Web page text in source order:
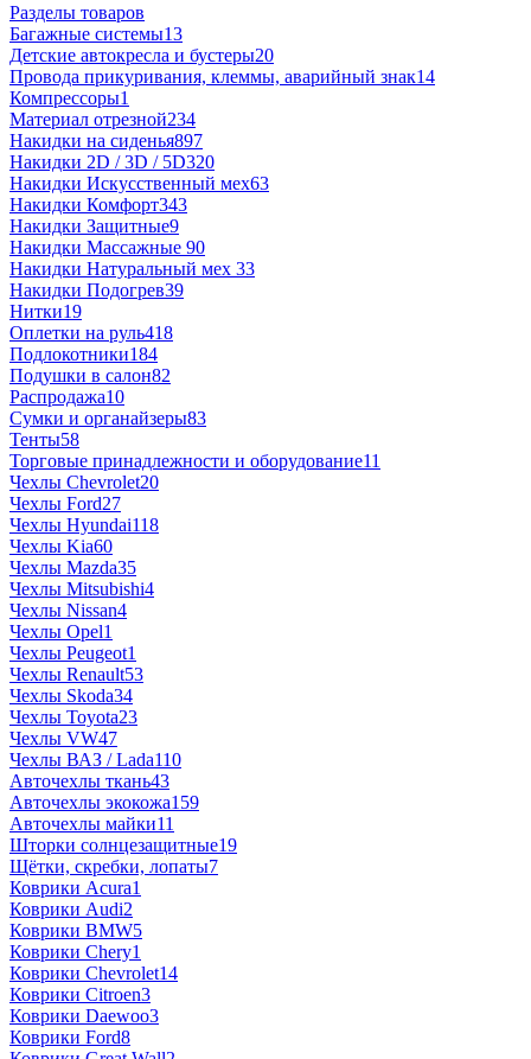
Разделы товаров
Багажные системы13
Детские автокресла и бустеры20
Провода прикуривания, клеммы, аварийный знак14
Компрессоры1
Материал отрезной234
Накидки на сиденья897
Накидки 2D / 3D / 5D320
Накидки Искусственный мех63
Накидки Комфорт343
Накидки Защитные9
Накидки Массажные 90
Накидки Натуральный мех 33
Накидки Подогрев39
Нитки19
Оплетки на руль418
Подлокотники184
Подушки в салон82
Распродажа10
Сумки и органайзеры83
Тенты58
Торговые принадлежности и оборудование11
Чехлы Chevrolet20
Чехлы Ford27
Чехлы Hyundai118
Чехлы Kia60
Чехлы Mazda35
Чехлы Mitsubishi4
Чехлы Nissan4
Чехлы Opel1
Чехлы Peugeot1
Чехлы Renault53
Чехлы Skoda34
Чехлы Toyota23
Чехлы VW47
Чехлы ВАЗ / Lada110
Авточехлы ткань43
Авточехлы экокожа159
Авточехлы майки11
Шторки солнцезащитные19
Щётки, скребки, лопаты7
Коврики Acura1
Коврики Audi2
Коврики BMW5
Коврики Chery1
Коврики Chevrolet14
Коврики Citroen3
Коврики Daewoo3
Коврики Ford8